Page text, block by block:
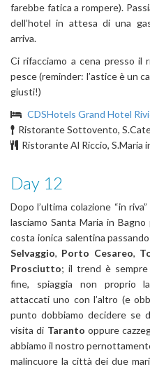
farebbe fatica a rompere).
dell’hotel in attesa di una
arriva.
Ci rifacciamo a cena presso il
pesce (reminder: l’astice è un
giusti!)
CDSHotels Grand Hotel
Ristorante Sottovento,
Ristorante Al Riccio, S.Maria
Day 12
Dopo l’ultima colazione “in
lasciamo Santa Maria in
costa ionica salentina
Selvaggio, Porto Cesareo,
Prosciutto; il trend è sempre
fine, spiaggia non proprio
attaccati uno con l’altro (e
punto dobbiamo decidere se
visita di Taranto oppure
abbiamo il nostro
malincuore la città dei due